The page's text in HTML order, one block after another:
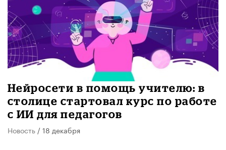
Нейросети в помощь учителю: в
столице стартовал курс по работе
с ИИ для педагогов
Новость / 18 декабря